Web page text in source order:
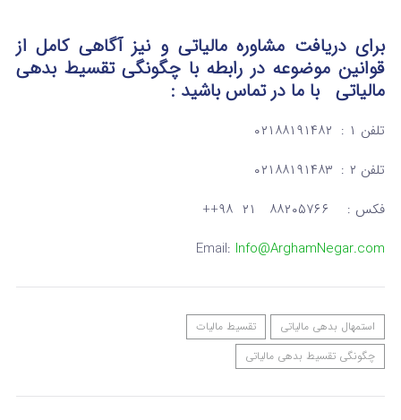
برای دریافت مشاوره مالیاتی و نیز آگاهی کامل از
قوانین موضوعه در رابطه با چگونگی تقسیط بدهی
مالیاتی با ما در تماسباشید :
تلفن ۱ : ۰۲۱۸۸۱۹۱۴۸۲
تلفن ۲ : ۰۲۱۸۸۱۹۱۴۸۳
فکس : ۸۸۲۰۵۷۶۶ ۲۱ ۹۸++
Email: Info@ArghamNegar.com
استمهال بدهی مالیاتی
تقسیط مالیات
چگونگی تقسیط بدهی مالیاتی